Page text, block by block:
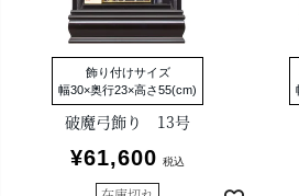
飾り付けサイズ
幅30×奥行23×高さ55(cm)
破魔弓飾り 13号
¥61,600 税込